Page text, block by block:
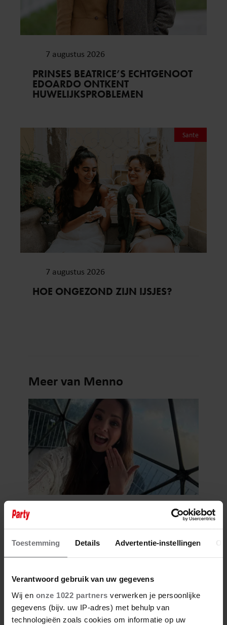
Toestemming Details Advertentie-instellingen
Verantwoord gebruik van uw gegevens
Wij en onze 1022 partners verwerken je persoonlijke
gegevens (bijv. uw IP-adres) met behulp van
technologieën zoals cookies om informatie op uw
7 augustus 2026
PRINSES BEATRICE’S ECHTGENOOT
EDOARDO ONTKENT
HUWELIJKSPROBLEMEN
Sante
7 augustus 2026
HOE ONGEZOND ZIJN IJSJES?
Meer van Menno
HUWELIJKSAANZOEK